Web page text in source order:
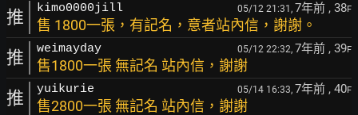
推 kimo0000jill 05/12 21:31, 7年前 , 38F
售 1800一張，有記名，意者站內信，謝謝。
推 weimayday 05/12 22:32, 7年前 , 39F
售1800一張 無記名 站內信，謝謝
推 yuikurie 05/14 16:33, 7年前 , 40F
售2800一張 無記名 站內信，謝謝